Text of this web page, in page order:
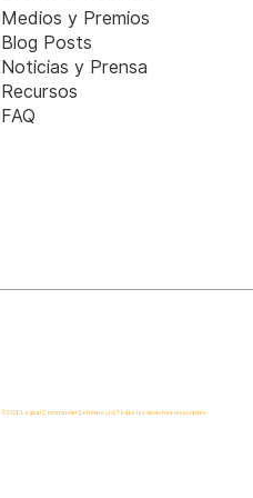
Medios y Premios
Blog Posts
Noticias y Prensa
Recursos
FAQ
© 2026 Logical Commander Software Ltd. Todos los derechos reservados.